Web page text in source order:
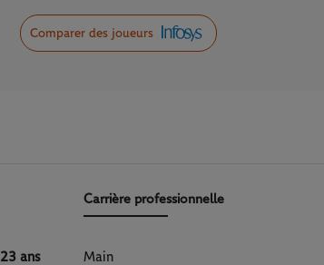
Comparer des joueurs
23 ans
Carrière professionnelle
Main